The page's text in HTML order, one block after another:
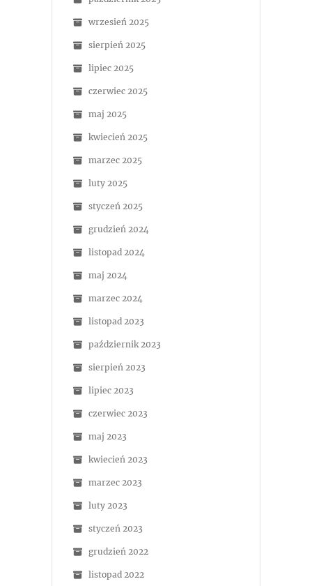
wrzesień 2025
sierpień 2025
lipiec 2025
czerwiec 2025
maj 2025
kwiecień 2025
marzec 2025
luty 2025
styczeń 2025
grudzień 2024
listopad 2024
maj 2024
marzec 2024
listopad 2023
październik 2023
sierpień 2023
lipiec 2023
czerwiec 2023
maj 2023
kwiecień 2023
marzec 2023
luty 2023
styczeń 2023
grudzień 2022
listopad 2022